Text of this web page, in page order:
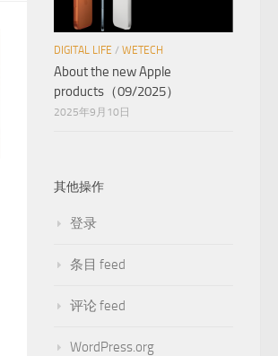
DIGITAL LIFE / WETECH
About the new Apple
products（09/2025）
2025年9月10日
其他操作
登录
条目 feed
评论 feed
WordPress.org